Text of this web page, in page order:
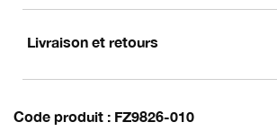
Livraison et retours
Code produit FZ9826-010